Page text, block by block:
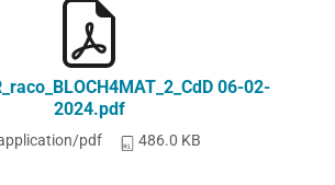
06-02-
2024.pdf
pdf 486.0 KB